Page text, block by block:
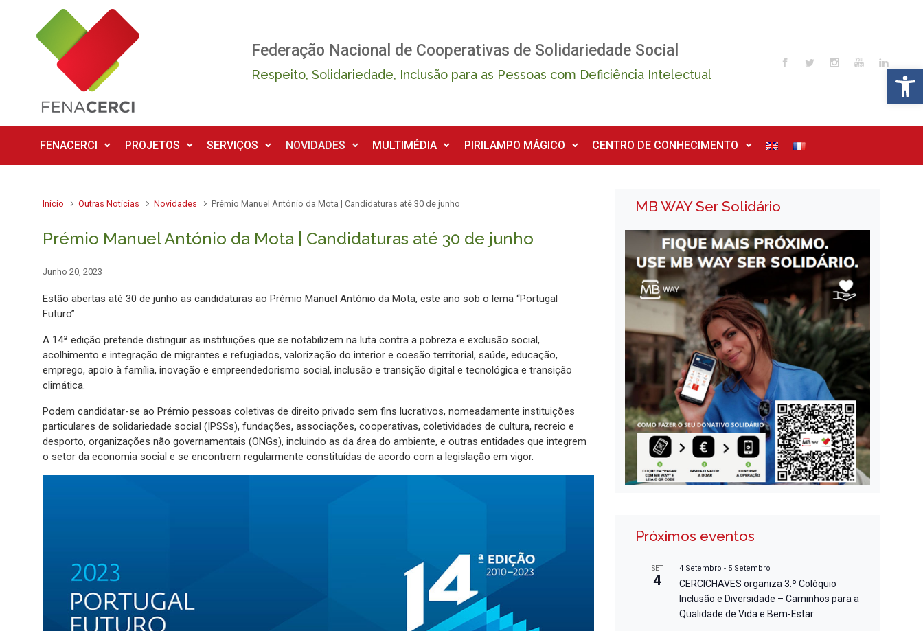
Skip to main content
Federação Nacional de Cooperativas de Solidariedade Social
Respeito, Solidariedade, Inclusão para as Pessoas com Deficiência Intelectual
FENACERCI PROJETOS SERVIÇOS NOVIDADES MULTIMÉDIA PIRILAMPO MÁGICO CENTRO DE CONHECIMENTO
Início Outras Notícias Novidades Prémio Manuel António da Mota | Candidaturas até 30 de junho
Prémio Manuel António da Mota | Candidaturas até 30 de junho
Junho 20, 2023
Estão abertas até 30 de junho as candidaturas ao Prémio Manuel António da Mota, este ano sob o lema “Portugal
Futuro”.
A 14ª edição pretende distinguir as instituições que se notabilizem na luta contra a pobreza e exclusão social,
acolhimento e integração de migrantes e refugiados, valorização do interior e coesão territorial, saúde, educação,
emprego, apoio à família, inovação e empreendedorismo social, inclusão e transição digital e tecnológica e transição
climática.
Podem candidatar-se ao Prémio pessoas coletivas de direito privado sem fins lucrativos, nomeadamente instituições
particulares de solidariedade social (IPSSs), fundações, associações, cooperativas, coletividades de cultura, recreio e
desporto, organizações não governamentais (ONGs), incluindo as da área do ambiente, e outras entidades que integrem
o setor da economia social e se encontrem regularmente constituídas de acordo com a legislação em vigor.
MB WAY Ser Solidário
Próximos eventos
SET
4
4 Setembro - 5 Setembro
CERCICHAVES organiza 3.º Colóquio
Inclusão e Diversidade – Caminhos para a
Qualidade de Vida e Bem-Estar